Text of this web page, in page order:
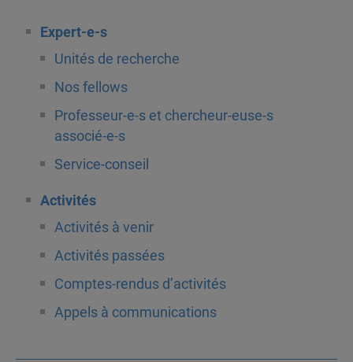
Expert-e-s
Unités de recherche
Nos fellows
Professeur-e-s et chercheur-euse-s
associé-e-s
Service-conseil
Activités
Activités à venir
Activités passées
Comptes-rendus d’activités
Appels à communications